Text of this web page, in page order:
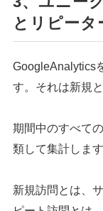
とリピータ
GoogleAnalytics
す。それは新規
期間中のすべて
類して集計します
新規訪問とは、